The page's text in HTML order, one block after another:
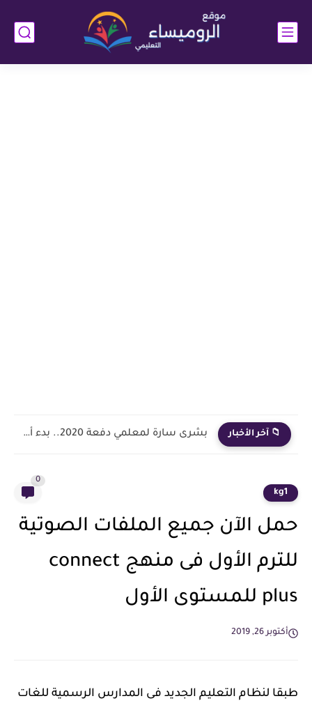
📁 آخر الأخبار بشرى سارة لمعلمي دفعة 2020.. بدء أول خطوة رسمية في...
kg1
0
حمل الآن جميع الملفات الصوتية
للترم الأول فى منهج connect
plus للمستوى الأول
أكتوبر 26, 2019
طبقا لنظام التعليم الجديد فى المدارس الرسمية للغات